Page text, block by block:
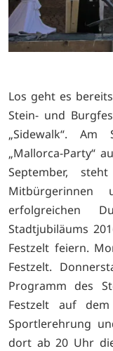
Los geht es
Stein- und
„Sidewalk“.
„Mallorca-Party“
September,
erfolgreichen
Stadtjubiläums
Festzelt feiern.
Festzelt.
Programm des
Festzelt auf
Sportlerehrung
dort ab 20 Uhr